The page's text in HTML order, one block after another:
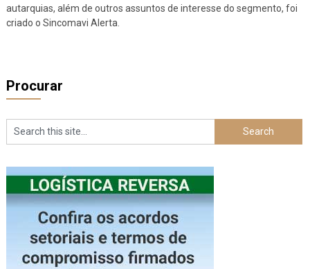
autarquias, além de outros assuntos de interesse do segmento, foi
criado o Sincomavi Alerta.
Procurar